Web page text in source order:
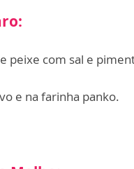
peixe com sal e
e na farinha panko.